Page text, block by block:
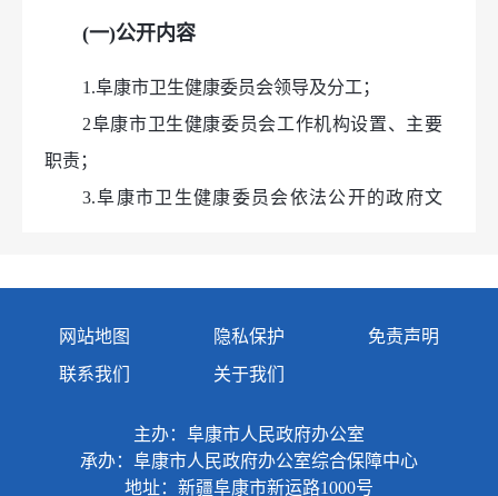
(一)公开内容
1.阜康市卫生健康委员会领导及分工；
2阜康市卫生健康委员会工作机构设置、主要
职责；
3.阜康市卫生健康委员会依法公开的政府文
5.阜康市卫生健康委员会专项规划等；
6.财政预决算、“三公”经费等；
管理服务等；
8.其他需要公开的政府信息。
网站地图 隐私保护
免责声明
联系我们
关于我们
主办：阜康市人民政府办公室
承办：阜康市人民政府办公室综合保障中心
地址：新疆阜康市新运路1000号